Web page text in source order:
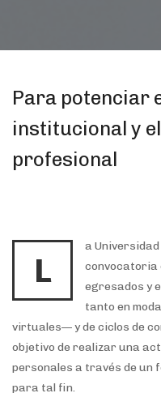
Para potenciar
institucional y
profesional
L
a
convocatoria
egresados y
tanto en
virtuales— y de ciclos de
objetivo de realizar una
personales a través de un
para tal fin.